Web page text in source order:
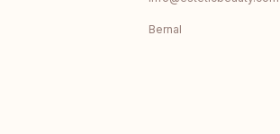
Bernal